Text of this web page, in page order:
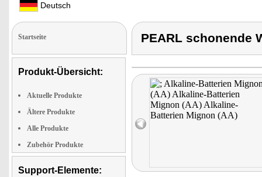
Deutsch
Startseite
Produkt-Übersicht:
Aktuelle Produkte
Ältere Produkte
Alle Produkte
Zubehör Produkte
Support-Elemente:
PEARL schonende